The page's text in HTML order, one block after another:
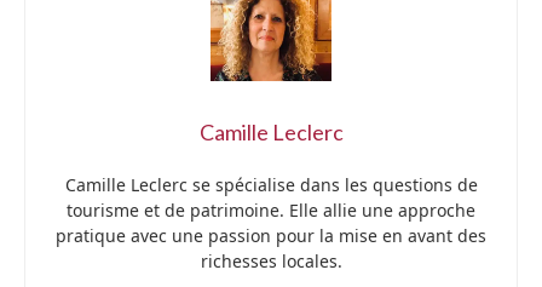
Camille Leclerc
Camille Leclerc se spécialise dans les questions de
tourisme et de patrimoine. Elle allie une approche
pratique avec une passion pour la mise en avant des
richesses locales.